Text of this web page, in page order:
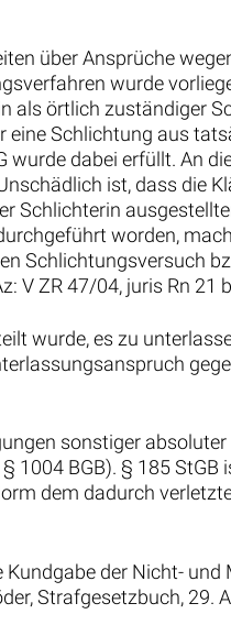
über Ansprüche
wurde
örtlich zuständiger
eine Schlichtung aus
dabei erfüllt. An
ist, dass die
Schlichterin
worden,
Schlichtungsversuch
V ZR 47/04, juris Rn 21
wurde, es zu
sonstiger absoluter
BGB). § 185 StGB
dem dadurch
der Nicht-
Strafgesetzbuch, 29.